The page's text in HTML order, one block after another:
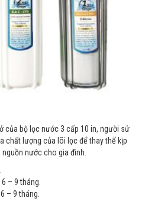
của bộ lọc nước 3 cấp 10 in, người sử
chất lượng của lõi lọc để thay thế kịp
nước cho gia đình.
– 9 tháng.
– 9 tháng.